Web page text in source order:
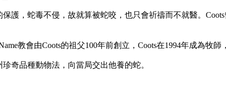
護，蛇毒不侵，故就算被蛇咬，也只會祈禱而不就醫。
Name教會由Coots的祖父100年前創立，Coots在1994年成為牧
奇品種動物法，向當局交出他養的蛇。